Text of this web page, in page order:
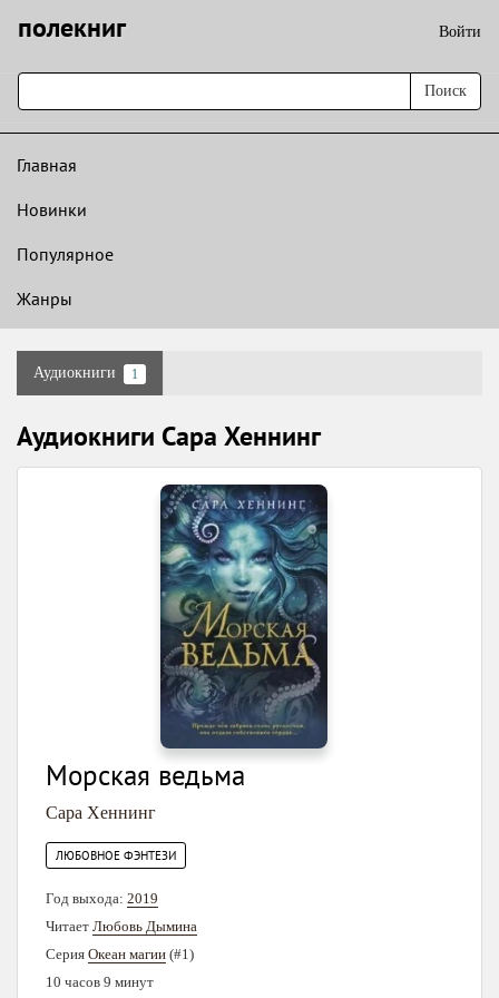
полекниг Войти
Поиск
Главная
Новинки
Популярное
Жанры
Аудиокниги 1
Аудиокниги Сара Хеннинг
Морская ведьма
Сара Хеннинг
ЛЮБОВНОЕ ФЭНТЕЗИ
Год выхода: 2019
Читает Любовь Дымина
Серия Океан магии (#1)
10 часов 9 минут